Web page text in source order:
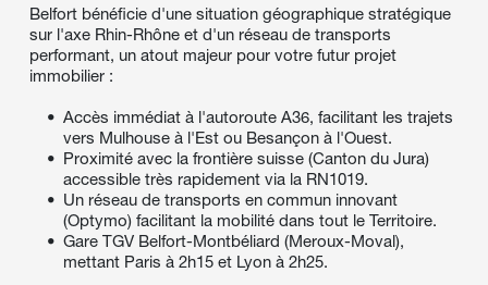
Belfort bénéficie d'une situation géographique stratégique
sur l'axe Rhin-Rhône et d'un réseau de transports
performant, un atout majeur pour votre futur projet
immobilier :
Accès immédiat à l'autoroute A36, facilitant les trajets
vers Mulhouse à l'Est ou Besançon à l'Ouest.
Proximité avec la frontière suisse (Canton du Jura)
accessible très rapidement via la RN1019.
Un réseau de transports en commun innovant
(Optymo) facilitant la mobilité dans tout le Territoire.
Gare TGV Belfort-Montbéliard (Meroux-Moval),
mettant Paris à 2h15 et Lyon à 2h25.